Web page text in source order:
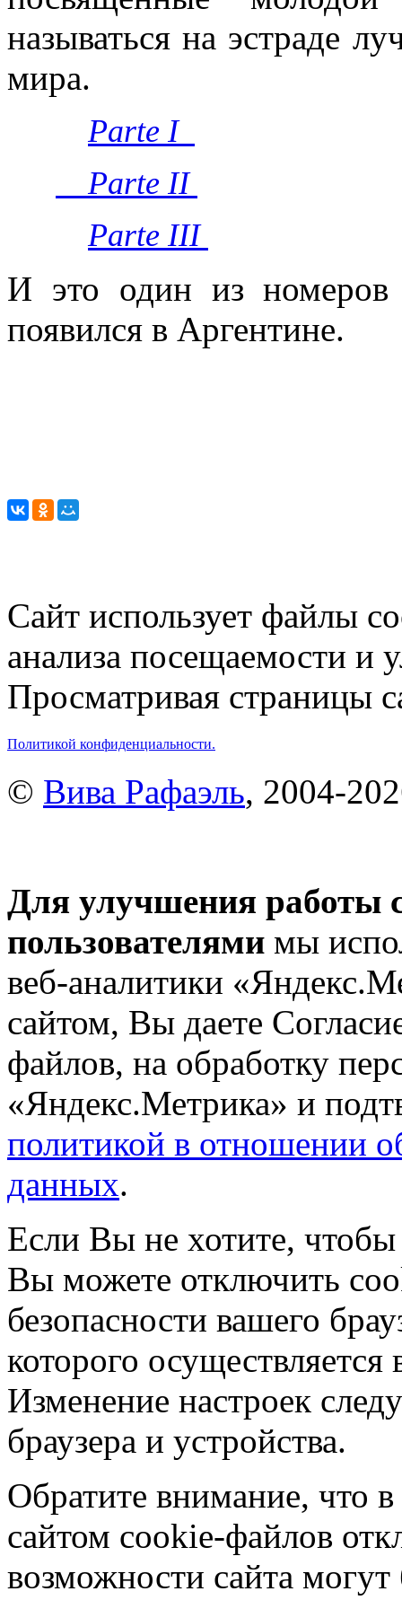
называться на эстраде
мира.
Parte I
Parte II
Parte III
И это один из номеров
появился в Аргентине.
Сайт использует файлы
анализа посещаемости и
Просматривая страницы
Политикой конфиденциальности.
© Вива Рафаэль, 2004-
Для улучшения работы
пользователями мы
веб-аналитики
сайтом, Вы даете
файлов, на обработку
«Яндекс.Метрика» и
политикой в отношении
данных.
Если Вы не хотите,
Вы можете отключить
безопасности вашего
которого
Изменение настроек
браузера и устройства.
Обратите внимание, что в
сайтом cookie-файлов
возможности сайта